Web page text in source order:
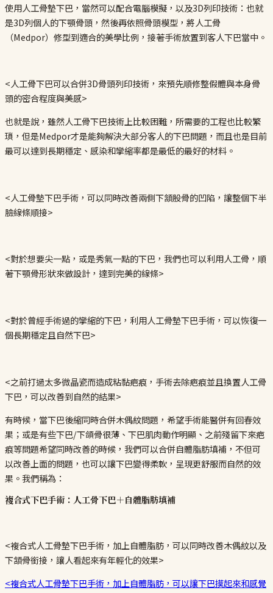
使用人工骨墊下巴，當然可以配合電腦模擬，以及3D列印技術：也就
是3D列個人的下顎骨頭，然後再依照骨頭模型，將人工骨
（Medpor）修型到適合的美學比例，接著手術放置到客人下巴當中。
<人工骨下巴可以合併3D骨頭列印技術，來預先順修整假體與本身骨
頭的密合程度與美感>
也就是說，雖然人工骨下巴技術上比較困難，所需要的工程也比較繁
瑣，但是Medpor才是能夠解決大部分客人的下巴問題，而且也是目前
最可以達到長期穩定、感染和攣縮率都是最低的最好的材料。
<人工骨墊下巴手術，可以同時改善兩側下頷股骨的凹陷，讓整個下半
臉線條順接>
<對於想要尖一點，或是秀氣一點的下巴，我們也可以利用人工骨，順
著下顎骨形狀來做設計，達到完美的線條>
<對於曾經手術過的攣縮的下巴，利用人工骨墊下巴手術，可以恢復一
個長期穩定且自然下巴>
<之前打過太多微晶瓷而造成粘黏疤痕，手術去除疤痕並且換置人工骨
下巴，可以改善到自然的結果>
有時候，當下巴後縮同時合併木偶紋問題，希望手術能醫併有回春效
果；或是有些下巴/下頜骨很薄、下巴肌肉動作明顯、之前殘留下來疤
痕等問題希望同時改善的時候，我們可以合併自體脂肪填補，不但可
以改善上面的問題，也可以讓下巴變得柔軟，呈現更舒服而自然的效
果。我們稱為：
複合式下巴手術：人工骨下巴＋自體脂肪填補
<複合式人工骨墊下巴手術，加上自體脂肪，可以同時改善木偶紋以及
下頷骨銜接，讓人看起來有年輕化的效果>
<複合式人工骨墊下巴手術，加上自體脂肪，可以讓下巴摸起來和感覺